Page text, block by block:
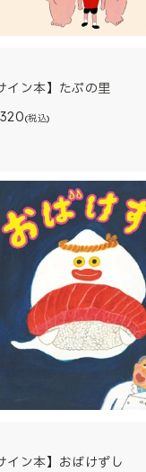
イン本】たぷの里
(税込)
イン本】おばけずし